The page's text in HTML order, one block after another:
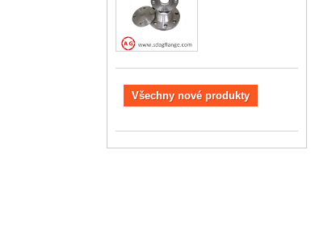
Všechny nové produkty